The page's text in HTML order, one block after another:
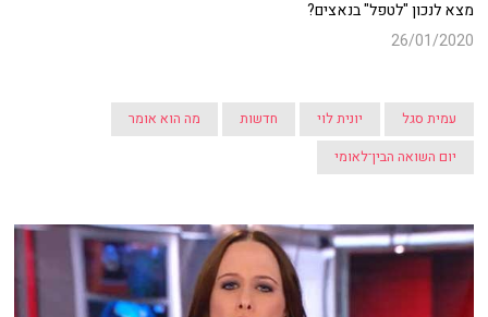
מצא לנכון "לטפל" בנאצים?
26/01/2020
עמית סגל יונית לוי חדשות
מה הוא אומר
יום השואה הבין־לאומי